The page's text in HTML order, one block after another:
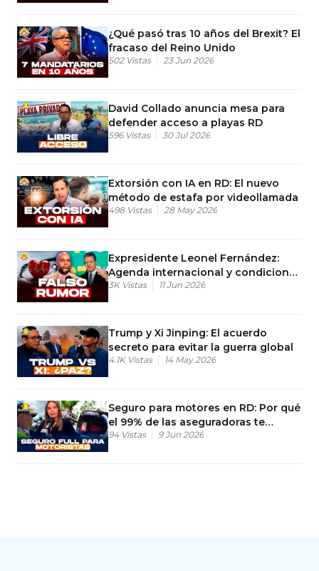
¿Qué pasó tras 10 años del Brexit? El
fracaso del Reino Unido
502 Vistas 23 Jun 2026
David Collado anuncia mesa para
defender acceso a playas RD
596 Vistas 30 Jul 2026
Extorsión con IA en RD: El nuevo
método de estafa por videollamada
498 Vistas 28 May 2026
Expresidente Leonel Fernández:
Agenda internacional y condiciones
óptimas
3K Vistas 11 Jun 2026
Trump y Xi Jinping: El acuerdo
secreto para evitar la guerra global
4.1K Vistas 14 May 2026
Seguro para motores en RD: Por qué
el 99% de las aseguradoras te
rechazan
94 Vistas 9 Jun 2026